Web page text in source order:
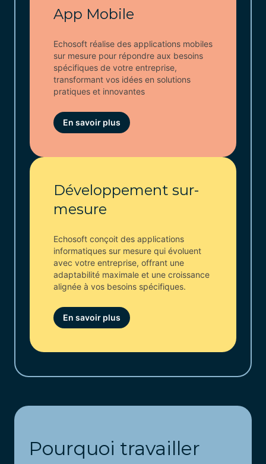
App Mobile
Echosoft réalise des applications mobiles
sur mesure pour répondre aux besoins
spécifiques de votre entreprise,
transformant vos idées en solutions
pratiques et innovantes
En savoir plus
Développement sur-
mesure
Echosoft conçoit des applications
informatiques sur mesure qui évoluent
avec votre entreprise, offrant une
adaptabilité maximale et une croissance
alignée à vos besoins spécifiques.
En savoir plus
Pourquoi travailler